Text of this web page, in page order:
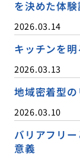
を決めた体験
2026.03.14
キッチンを
2026.03.13
地域密着型
2026.03.10
バリアフリ
意義